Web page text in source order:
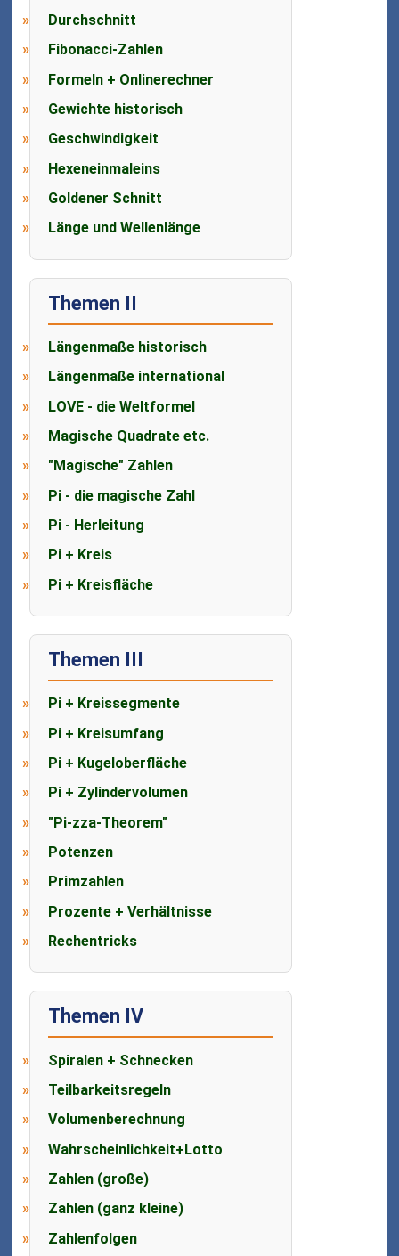
Durchschnitt
Fibonacci-Zahlen
Formeln + Onlinerechner
Gewichte historisch
Geschwindigkeit
Hexeneinmaleins
Goldener Schnitt
Länge und Wellenlänge
Themen II
Längenmaße historisch
Längenmaße international
LOVE - die Weltformel
Magische Quadrate etc.
"Magische" Zahlen
Pi - die magische Zahl
Pi - Herleitung
Pi + Kreis
Pi + Kreisfläche
Themen III
Pi + Kreissegmente
Pi + Kreisumfang
Pi + Kugeloberfläche
Pi + Zylindervolumen
"Pi-zza-Theorem"
Potenzen
Primzahlen
Prozente + Verhältnisse
Rechentricks
Themen IV
Spiralen + Schnecken
Teilbarkeitsregeln
Volumenberechnung
Wahrscheinlichkeit+Lotto
Zahlen (große)
Zahlen (ganz kleine)
Zahlenfolgen